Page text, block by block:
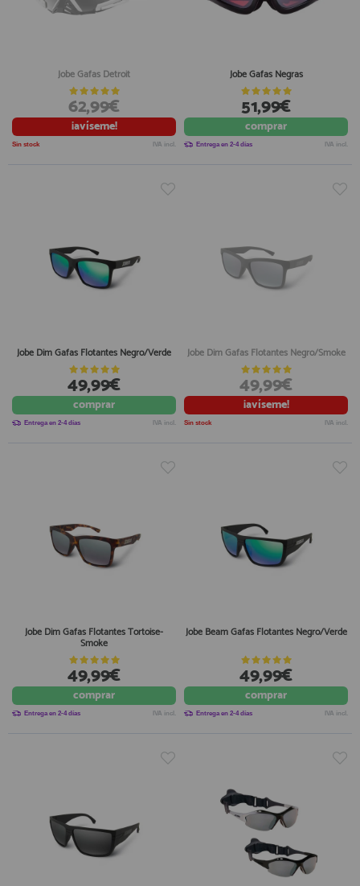
Jobe Gafas Detroit
62,99€
¡avíseme!
Sin stock IVA incl.
Jobe Gafas Negras
51,99€
comprar
Entrega en 2-4 días IVA incl.
Jobe Dim Gafas Flotantes Negro/Verde
49,99€
comprar
Entrega en 2-4 días IVA incl.
Jobe Dim Gafas Flotantes Negro/Smoke
49,99€
¡avíseme!
Sin stock IVA incl.
Jobe Dim Gafas Flotantes Tortoise-
Smoke
49,99€
comprar
Entrega en 2-4 días IVA incl.
Jobe Beam Gafas Flotantes Negro/Verde
49,99€
comprar
Entrega en 2-4 días IVA incl.